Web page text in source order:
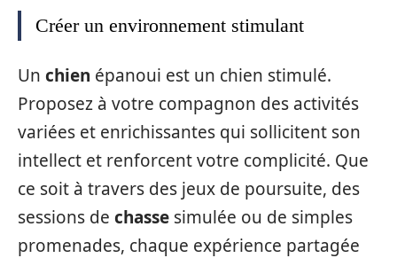
Créer un environnement stimulant
Un chien épanoui est un chien stimulé.
Proposez à votre compagnon des activités
variées et enrichissantes qui sollicitent son
intellect et renforcent votre complicité. Que
ce soit à travers des jeux de poursuite, des
sessions de chasse simulée ou de simples
promenades, chaque expérience partagée